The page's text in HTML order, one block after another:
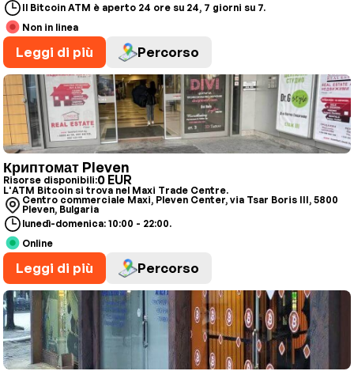
Il Bitcoin ATM è aperto 24 ore su 24, 7 giorni su 7.
Non in linea
Leggi di più Percorso
Криптомат Pleven
Risorse disponibili:0 EUR
L'ATM Bitcoin si trova nel Maxi Trade Centre.
Centro commerciale Maxi, Pleven Center, via Tsar Boris III, 5800
Pleven, Bulgaria
lunedì-domenica: 10:00 - 22:00.
Online
Leggi di più Percorso